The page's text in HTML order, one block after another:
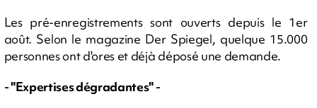
Les pré-enregistrements sont ouverts depuis le 1er
août. Selon le magazine Der Spiegel, quelque 15.000
personnes ont d'ores et déjà déposé une demande.
- "Expertises dégradantes" -